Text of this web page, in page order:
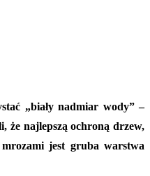
„biały nadmiar wody” –
że najlepszą ochroną drzew,
jest gruba warstwa